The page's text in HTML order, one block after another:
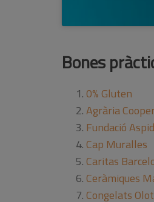
Bones
0% Gluten
Agrària
Fundació Aspid
Cap Muralles
Caritas
Ceràmiques
Congelats Olot